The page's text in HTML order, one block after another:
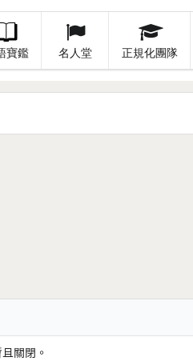
寶鑑 名人堂 正規化團隊
關閉。